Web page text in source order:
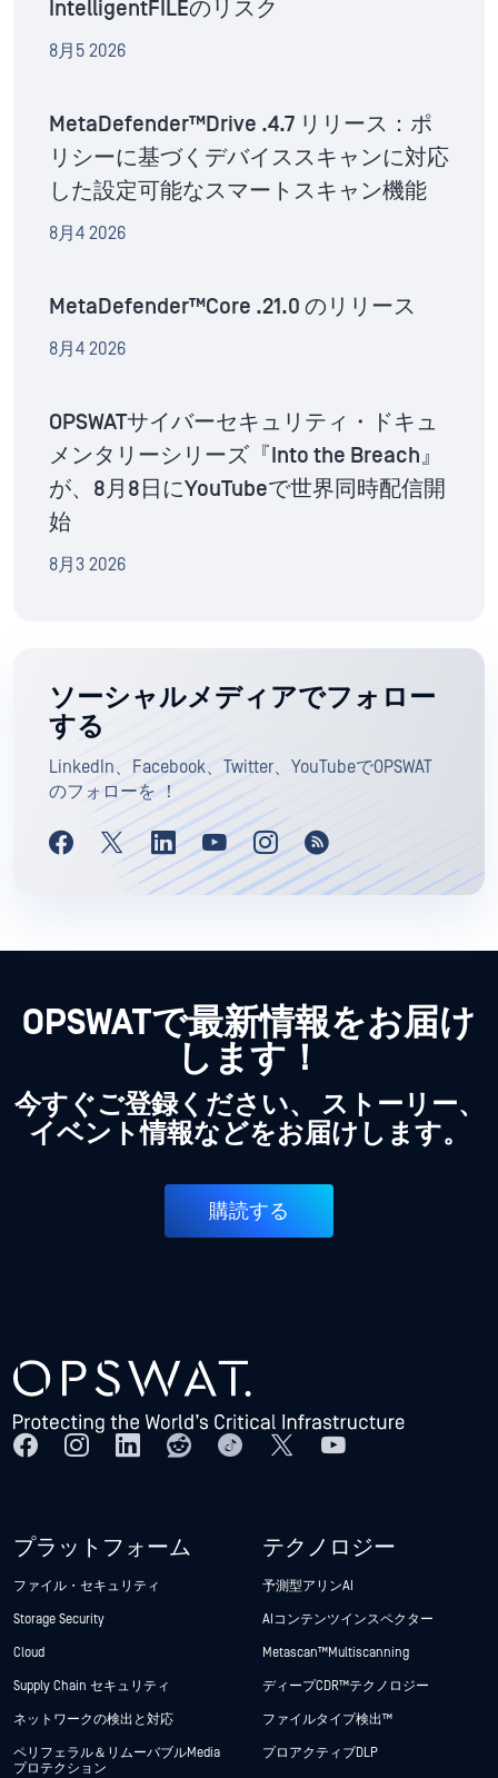
IntelligentFILEのリスク
8月5 2026
MetaDefender™Drive .4.7 リリース：ポ
リシーに基づくデバイススキャンに対応
した設定可能なスマートスキャン機能
8月4 2026
MetaDefender™Core .21.0 のリリース
8月4 2026
OPSWATサイバーセキュリティ・ドキュ
メンタリーシリーズ『Into the Breach』
が、8月8日にYouTubeで世界同時配信開
始
8月3 2026
ソーシャルメディアでフォロー
する
LinkedIn、Facebook、Twitter、YouTubeでOPSWAT
のフォローを ！
OPSWATで最新情報をお届け
します！
今すぐご登録ください、 ストーリー、
イベント情報などをお届けします。
購読する
プラットフォーム
ファイル・セキュリティ
Storage Security
Cloud
Supply Chain セキュリティ
ネットワークの検出と対応
ペリフェラル＆リムーバブルMedia
プロテクション
テクノロジー
予測型アリンAI
AIコンテンツインスペクター
Metascan™ Multiscanning
ディープCDR™テクノロジー
ファイルタイプ検出™
プロアクティブDLP